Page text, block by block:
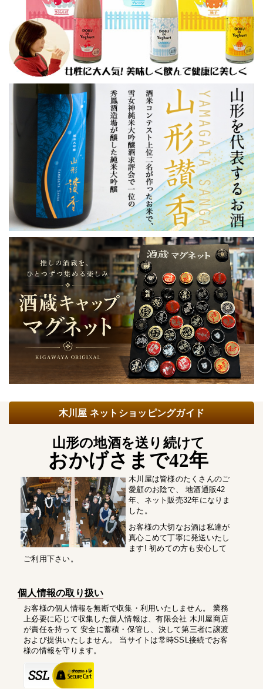
木川屋 ネットショッピングガイド
山形の地酒を送り続けて
おかげさまで42年
木川屋は皆様のたくさんのご
愛顧のお陰で、 地酒通販42
年、ネット販売32年になりま
した。
お客様の大切なお酒は私達が
真心こめて丁寧に発送いたし
ます! 初めての方も安心して
ご利用下さい。
個人情報の取り扱い
お客様の個人情報を無断で収集・利用いたしません。 業務
上必要に応じて収集した個人情報は、有限会社 木川屋商店
が責任を持って 安全に蓄積・保管し、決して第三者に譲渡
および提供いたしません。 当サイトは常時SSL接続でお客
様の情報を守ります。